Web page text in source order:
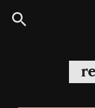
Siirry
suoraan